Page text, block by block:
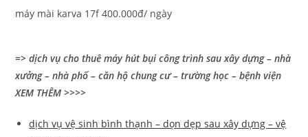
máy mài karva 17f 400.000đ/ ngày
=> dịch vụ cho thuê máy hút bụi công trình sau xây dựng – nhà
xưởng – nhà phố – căn hộ chung cư – trường học – bệnh viện
XEM THÊM >>>>
dịch vụ vệ sinh bình thạnh – dọn dẹp sau xây dựng – vệ